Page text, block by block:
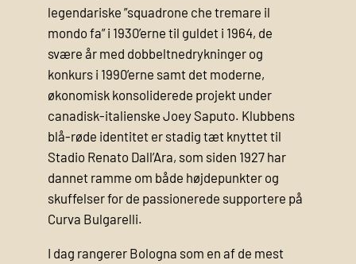
legendariske ”squadrone che tremare il
mondo fa” i 1930’erne til guldet i 1964, de
svære år med dobbelt­nedrykninger og
konkurs i 1990’erne samt det moderne,
økonomisk konsoliderede projekt under
canadisk-italienske Joey Saputo. Klubbens
blå-røde identitet er stadig tæt knyttet til
Stadio Renato Dall’Ara, som siden 1927 har
dannet ramme om både højdepunkter og
skuffelser for de passionerede supportere på
Curva Bulgarelli.
I dag rangerer Bologna som en af de mest